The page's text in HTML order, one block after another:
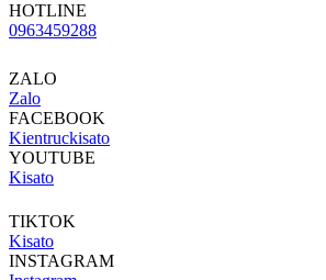
HOTLINE
0963459288
ZALO
Zalo
FACEBOOK
Kientruckisato
YOUTUBE
Kisato
TIKTOK
Kisato
INSTAGRAM